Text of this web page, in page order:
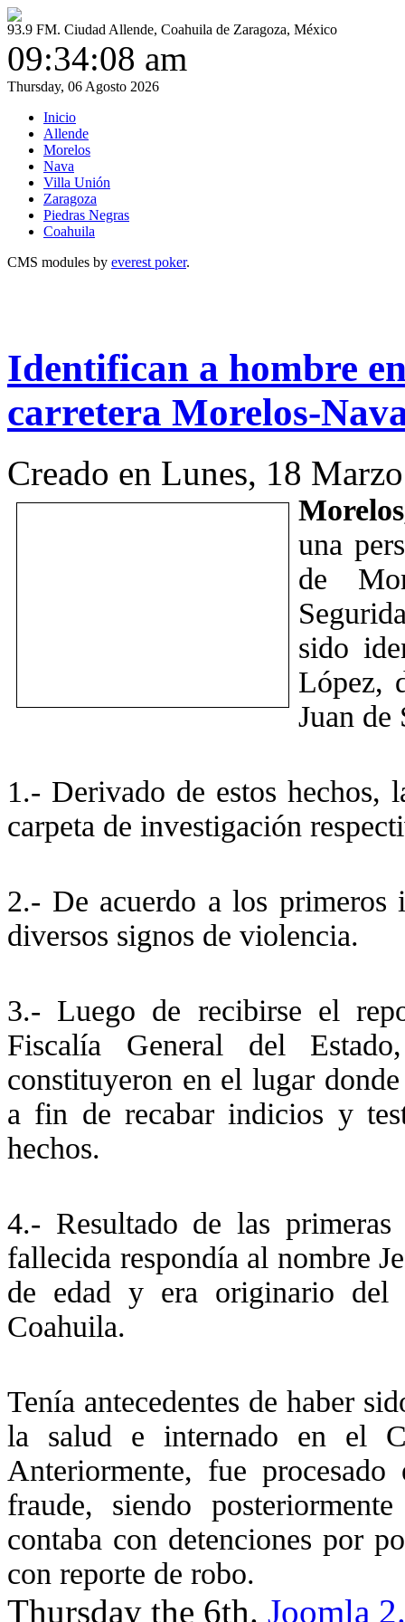
93.9 FM. Ciudad Allende, Coahuila de Zaragoza, México
09:34:08 am
Thursday, 06 Agosto 2026
Inicio
Allende
Morelos
Nava
Villa Unión
Zaragoza
Piedras Negras
Coahuila
CMS modules by everest poker.
Identifican a hombre
carretera Morelos-
Creado en Lunes, 18
una
de
sido
López,
Juan de
1.- Derivado de estos hechos,
carpeta de investigación
2.- De acuerdo a los primeros
diversos signos de violencia.
3.- Luego de recibirse el
Fiscalía General del
constituyeron en el lugar
a fin de recabar indicios y
hechos.
4.- Resultado de las
fallecida respondía al nombre
de edad y era originario del
Coahuila.
Tenía antecedentes de haber
la salud e internado en el
Anteriormente, fue
fraude, siendo
contaba con detenciones por
con reporte de robo.
Thursday the 6th. Joomla